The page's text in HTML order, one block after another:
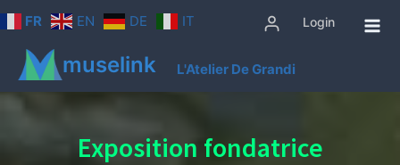
Aller
au
contenu
FR EN DE IT Login
muselink L'Atelier De Grandi
Exposition fondatrice